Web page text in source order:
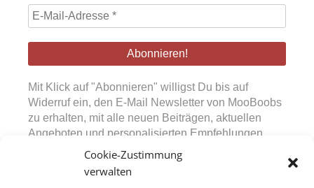
Cookie-Zustimmung
verwalten
E-
Mail-
Adresse
Mit Klick auf "Abonnieren" willigst Du bis auf
Widerruf ein, den E-Mail Newsletter von MooBoobs
zu erhalten, mit alle neuen Beiträgen, aktuellen
Angeboten und personalisierten Empfehlungen.
Diese Einwilligung kann jederzeit über den in den
Mails bereitgestellten Abmeldelink widerrufen